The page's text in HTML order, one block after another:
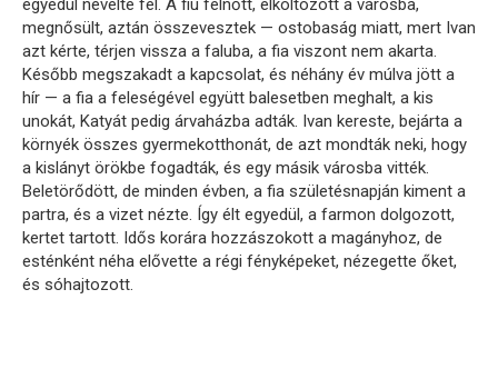
egyedül nevelte fel. A fiú felnőtt, elköltözött a városba,
megnősült, aztán összevesztek — ostobaság miatt, mert Ivan
azt kérte, térjen vissza a faluba, a fia viszont nem akarta.
Később megszakadt a kapcsolat, és néhány év múlva jött a
hír — a fia a feleségével együtt balesetben meghalt, a kis
unokát, Katyát pedig árvaházba adták. Ivan kereste, bejárta a
környék összes gyermekotthonát, de azt mondták neki, hogy
a kislányt örökbe fogadták, és egy másik városba vitték.
Beletörődött, de minden évben, a fia születésnapján kiment a
partra, és a vizet nézte. Így élt egyedül, a farmon dolgozott,
kertet tartott. Idős korára hozzászokott a magányhoz, de
esténként néha elővette a régi fényképeket, nézegette őket,
és sóhajtozott.